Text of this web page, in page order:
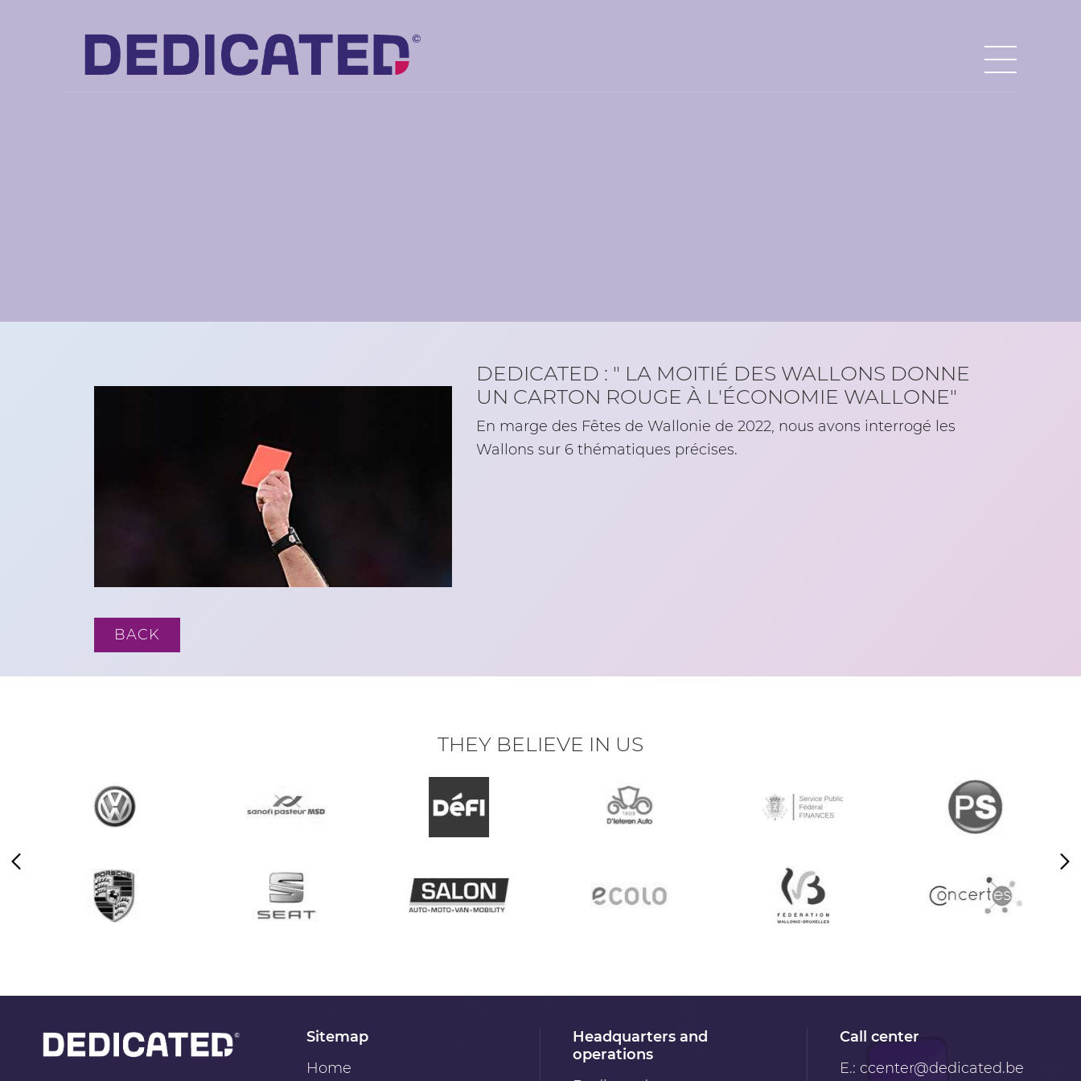
DEDICATED : " LA MOITIÉ DES WALLONS DONNE
UN CARTON ROUGE À L'ÉCONOMIE WALLONE"
En marge des Fêtes de Wallonie de 2022, nous avons interrogé les
Wallons sur 6 thématiques précises.
BACK
THEY BELIEVE IN US
Sitemap
Home
Headquarters and
operations
Call center
E.: ccenter@dedicated.be